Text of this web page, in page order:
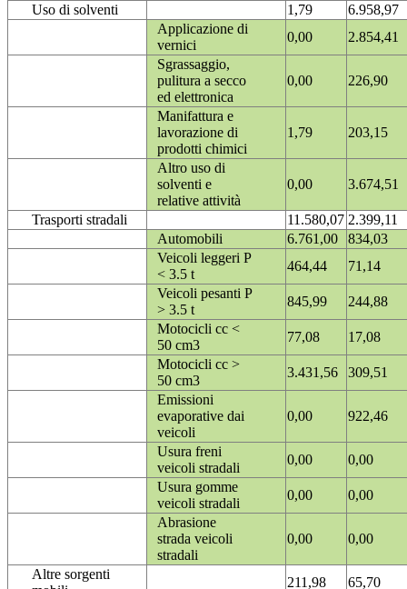
Uso di solventi 1,79
6.958,97
Applicazione di
vernici
0,00
2.854,41
Sgrassaggio,
pulitura a secco
ed elettronica
0,00 226,90
Manifattura e
lavorazione di
prodotti chimici
1,79 203,15
Altro uso di
solventi e
relative attività
0,00 3.674,51
Trasporti stradali 11.580,07 2.399,11
Automobili
6.761,00
834,03
Veicoli leggeri P
< 3.5 t
464,44
71,14
Veicoli pesanti P
> 3.5 t
845,99
244,88
Motocicli cc <
50 cm3
77,08
17,08
Motocicli cc >
50 cm3
3.431,56
309,51
Emissioni
evaporative dai
veicoli
0,00 922,46
Usura freni
veicoli stradali
0,00
0,00
Usura gomme
veicoli stradali
0,00
0,00
Abrasione
strada veicoli
stradali
0,00 0,00
Altre sorgenti
211,98 65,70